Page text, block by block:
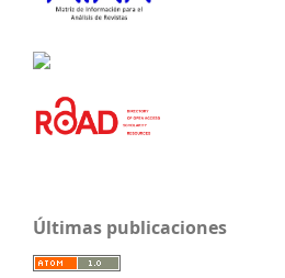
Últimas publicaciones